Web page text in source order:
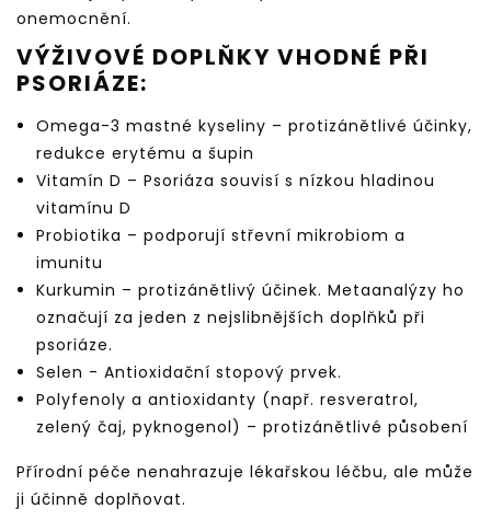
onemocnění.
VÝŽIVOVÉ DOPLŇKY VHODNÉ PŘI
PSORIÁZE:
Omega-3 mastné kyseliny – protizánětlivé účinky,
redukce erytému a šupin
Vitamín D – Psoriáza souvisí s nízkou hladinou
vitamínu D
Probiotika – podporují střevní mikrobiom a
imunitu
Kurkumin – protizánětlivý účinek. Metaanalýzy ho
označují za jeden z nejslibnějších doplňků při
psoriáze.
Selen - Antioxidační stopový prvek.
Polyfenoly a antioxidanty (např. resveratrol,
zelený čaj, pyknogenol) – protizánětlivé působení
Přírodní péče nenahrazuje lékařskou léčbu, ale může
ji účinně doplňovat.